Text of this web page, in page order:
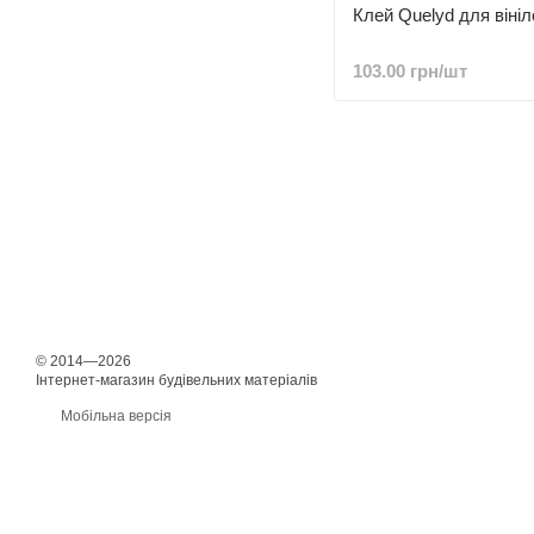
Клей Quelyd для
103.00 грн/шт
© 2014—2026
Інтернет-магазин будівельних матеріалів
Мобільна версія